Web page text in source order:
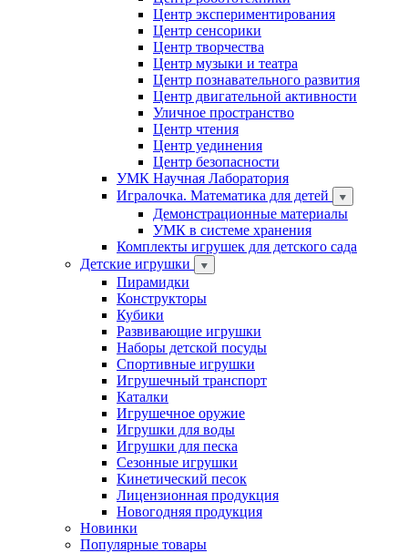
Центр экспериментирования
Центр сенсорики
Центр творчества
Центр музыки и театра
Центр познавательного развития
Центр двигательной активности
Уличное пространство
Центр чтения
Центр уединения
Центр безопасности
УМК Научная Лаборатория
Игралочка. Математика для детей
Демонстрационные материалы
УМК в системе хранения
Комплекты игрушек для детского сада
Детские игрушки
Пирамидки
Конструкторы
Кубики
Развивающие игрушки
Наборы детской посуды
Спортивные игрушки
Игрушечный транспорт
Каталки
Игрушечное оружие
Игрушки для воды
Игрушки для песка
Сезонные игрушки
Кинетический песок
Лицензионная продукция
Новогодняя продукция
Новинки
Популярные товары